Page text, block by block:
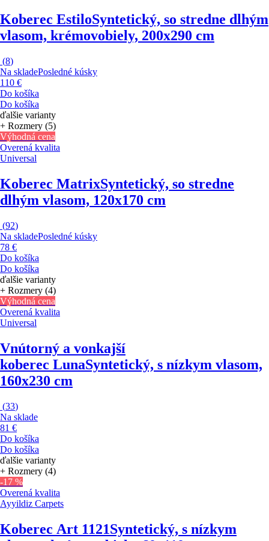
Koberec EstiloSyntetický, so stredne dlhým
vlasom, krémovobiely, 200x290 cm
(8)
Na skladePosledné kúsky
110 €
Do košíka
Do košíka
ďalšie varianty
+ Rozmery (5)
Výhodná cena
Overená kvalita
Universal
Koberec MatrixSyntetický, so stredne
dlhým vlasom, 120x170 cm
(92)
Na skladePosledné kúsky
78 €
Do košíka
Do košíka
ďalšie varianty
+ Rozmery (4)
Výhodná cena
Overená kvalita
Universal
Vnútorný a vonkajší
koberec LunaSyntetický, s nízkym vlasom,
160x230 cm
(33)
Na sklade
81 €
Do košíka
Do košíka
ďalšie varianty
+ Rozmery (4)
-17 %
Overená kvalita
Ayyildiz Carpets
Koberec Art 1121Syntetický, s nízkym